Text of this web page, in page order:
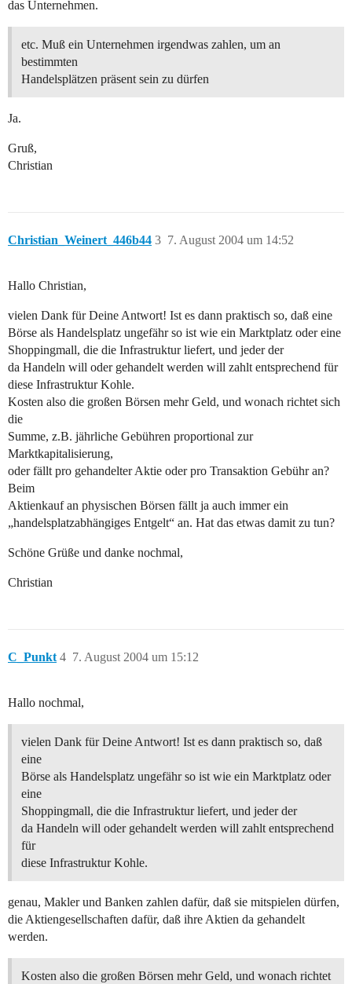
das Unternehmen.
etc. Muß ein Unternehmen irgendwas zahlen, um an
bestimmten
Handelsplätzen präsent sein zu dürfen
Ja.
Gruß,
Christian
Christian_Weinert_446b44 7. August 2004 um 14:52
3
Hallo Christian,
vielen Dank für Deine Antwort! Ist es dann praktisch so, daß eine
Börse als Handelsplatz ungefähr so ist wie ein Marktplatz oder eine
Shoppingmall, die die Infrastruktur liefert, und jeder der
da Handeln will oder gehandelt werden will zahlt entsprechend für
diese Infrastruktur Kohle.
Kosten also die großen Börsen mehr Geld, und wonach richtet sich
die
Summe, z.B. jährliche Gebühren proportional zur
Marktkapitalisierung,
oder fällt pro gehandelter Aktie oder pro Transaktion Gebühr an?
Beim
Aktienkauf an physischen Börsen fällt ja auch immer ein
„handelsplatzabhängiges Entgelt“ an. Hat das etwas damit zu tun?
Schöne Grüße und danke nochmal,
Christian
C_Punkt 7. August 2004 um 15:12
4
Hallo nochmal,
vielen Dank für Deine Antwort! Ist es dann praktisch so, daß
eine
Börse als Handelsplatz ungefähr so ist wie ein Marktplatz oder
eine
Shoppingmall, die die Infrastruktur liefert, und jeder der
da Handeln will oder gehandelt werden will zahlt entsprechend
für
diese Infrastruktur Kohle.
genau, Makler und Banken zahlen dafür, daß sie mitspielen dürfen,
die Aktiengesellschaften dafür, daß ihre Aktien da gehandelt
werden.
Kosten also die großen Börsen mehr Geld, und wonach richtet